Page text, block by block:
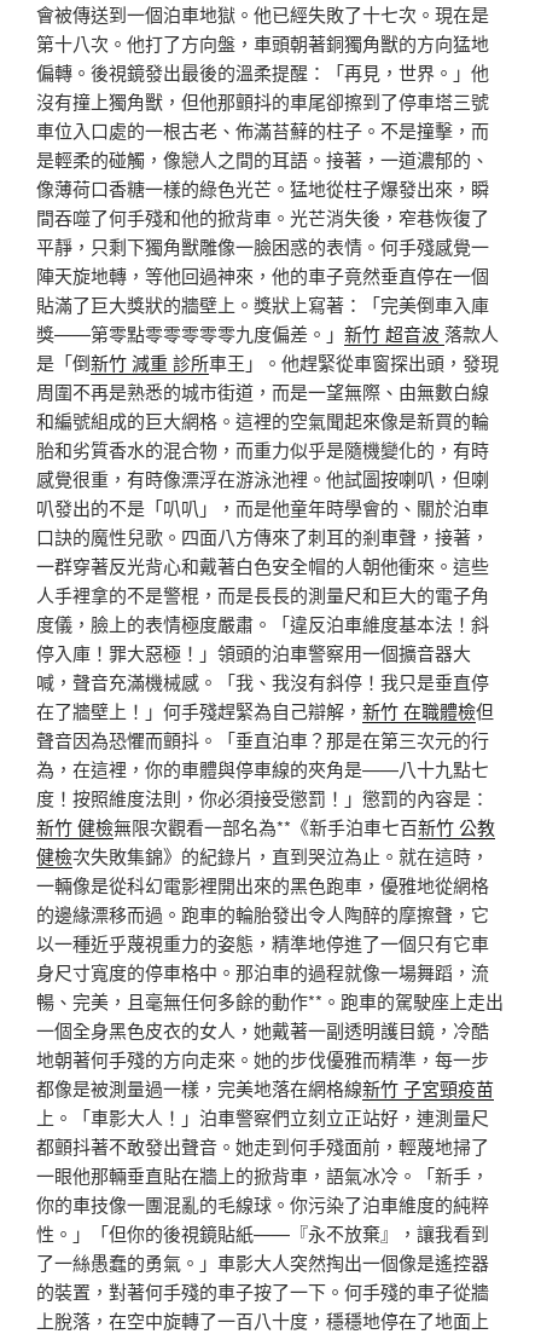
會被傳送到一個泊車地獄。他已經失敗了十七次。現在是
第十八次。他打了方向盤，車頭朝著銅獨角獸的方向猛地
偏轉。後視鏡發出最後的溫柔提醒：「再見，世界。」他
沒有撞上獨角獸，但他那顫抖的車尾卻擦到了停車塔三號
車位入口處的一根古老、佈滿苔蘚的柱子。不是撞擊，而
是輕柔的碰觸，像戀人之間的耳語。接著，一道濃郁的、
像薄荷口香糖一樣的綠色光芒。猛地從柱子爆發出來，瞬
間吞噬了何手殘和他的掀背車。光芒消失後，窄巷恢復了
平靜，只剩下獨角獸雕像一臉困惑的表情。何手殘感覺一
陣天旋地轉，等他回過神來，他的車子竟然垂直停在一個
貼滿了巨大獎狀的牆壁上。獎狀上寫著：「完美倒車入庫
獎——第零點零零零零零九度偏差。」 新竹 超音波落款人
是「倒新竹 減重 診所車王」。他趕緊從車窗探出頭，發現
周圍不再是熟悉的城市街道，而是一望無際、由無數白線
和編號組成的巨大網格。這裡的空氣聞起來像是新買的輪
胎和劣質香水的混合物，而重力似乎是隨機變化的，有時
感覺很重，有時像漂浮在游泳池裡。他試圖按喇叭，但喇
叭發出的不是「叭叭」，而是他童年時學會的、關於泊車
口訣的魔性兒歌。四面八方傳來了刺耳的剎車聲，接著，
一群穿著反光背心和戴著白色安全帽的人朝他衝來。這些
人手裡拿的不是警棍，而是長長的測量尺和巨大的電子角
度儀，臉上的表情極度嚴肅。「違反泊車維度基本法！斜
停入庫！罪大惡極！」領頭的泊車警察用一個擴音器大
喊，聲音充滿機械感。「我、我沒有斜停！我只是垂直停
在了牆壁上！」何手殘趕緊為自己辯解， 新竹 在職體檢但
聲音因為恐懼而顫抖。「垂直泊車？那是在第三次元的行
為，在這裡，你的車體與停車線的夾角是——八十九點七
度！按照維度法則，你必須接受懲罰！」懲罰的內容是：
新竹 健檢無限次觀看一部名為**《新手泊車七百新竹 公教
健檢次失敗集錦》的紀錄片，直到哭泣為止。就在這時，
一輛像是從科幻電影裡開出來的黑色跑車，優雅地從網格
的邊緣漂移而過。跑車的輪胎發出令人陶醉的摩擦聲，它
以一種近乎蔑視重力的姿態，精準地停進了一個只有它車
身尺寸寬度的停車格中。那泊車的過程就像一場舞蹈，流
暢、完美，且毫無任何多餘的動作**。跑車的駕駛座上走出
一個全身黑色皮衣的女人，她戴著一副透明護目鏡，冷酷
地朝著何手殘的方向走來。她的步伐優雅而精準，每一步
都像是被測量過一樣，完美地落在網格線新竹 子宮頸疫苗
上。「車影大人！」泊車警察們立刻立正站好，連測量尺
都顫抖著不敢發出聲音。她走到何手殘面前，輕蔑地掃了
一眼他那輛垂直貼在牆上的掀背車，語氣冰冷。「新手，
你的車技像一團混亂的毛線球。你污染了泊車維度的純粹
性。」「但你的後視鏡貼紙——『永不放棄』，讓我看到
了一絲愚蠢的勇氣。」車影大人突然掏出一個像是遙控器
的裝置，對著何手殘的車子按了一下。何手殘的車子從牆
上脫落，在空中旋轉了一百八十度，穩穩地停在了地面上